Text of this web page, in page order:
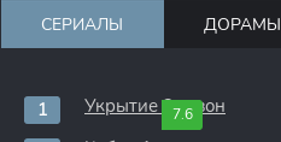
СЕРИАЛЫ ДОРАМЫ
7.6
Укрытие 3 сезон